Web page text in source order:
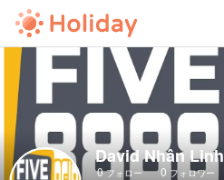
David Nhân Linh
0フォロー 0 フォロワー